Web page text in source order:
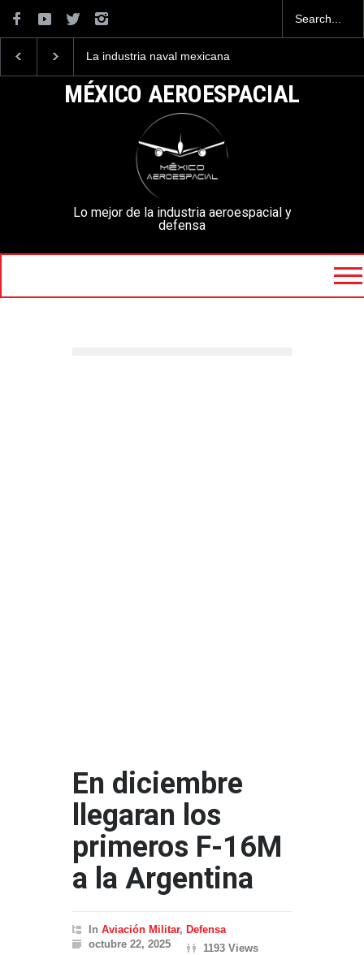
La industria naval mexicana
la Armada de México
Entrenar a un piloto para
mexicanos cuesta 2.9
millones de dólares
MÉXICO AEROESPACIAL
Lo mejor de la industria aeroespacial y
defensa
En diciembre
llegaran los
primeros F-16M
a la Argentina
In Aviación Militar, Defensa
octubre 22, 2025
1193 Views